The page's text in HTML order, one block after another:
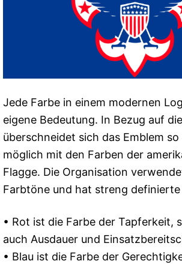
Jede Farbe in einem modernen
eigene Bedeutung. In Bezug auf
überschneidet sich das Emblem
möglich mit den Farben der
Flagge. Die Organisation
Farbtöne und hat streng definierte
• Rot ist die Farbe der Tapferkeit,
auch Ausdauer und
• Blau ist die Farbe der